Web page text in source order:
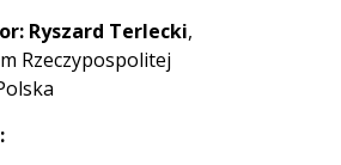
Ryszard Terlecki,
Rzeczypospolitej